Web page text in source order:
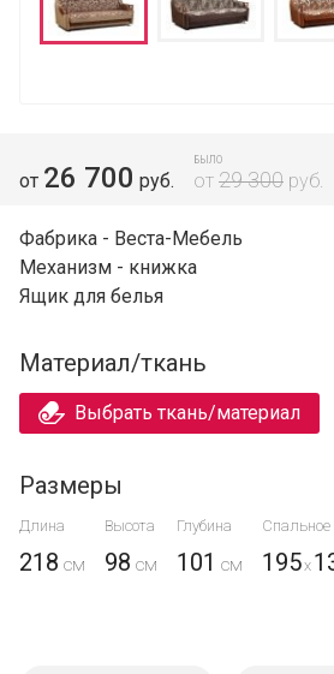
от 26 700 руб.
БЫЛО
от 29 300 руб.
Фабрика - Веста-Мебель
Механизм - книжка
Ящик для белья
Материал/ткань
Выбрать ткань/материал
Размеры
Длина Высота Глубина Спальное
218 98 101 195x